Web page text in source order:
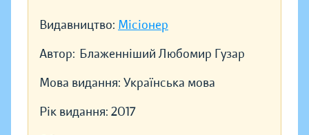
Видавництво: Місіонер
Автор: Блаженніший Любомир Гузар
Мова видання: Українська мова
Рік видання: 2017